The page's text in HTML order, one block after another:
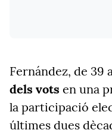
Fernández, de 39
dels vots en una
la participació
últimes dues